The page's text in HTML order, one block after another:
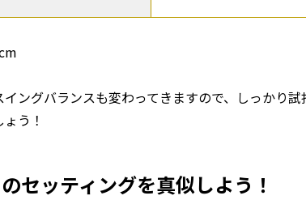
ングバランスも変わってきますので、しっかり
う！
セッティングを真似しよう！